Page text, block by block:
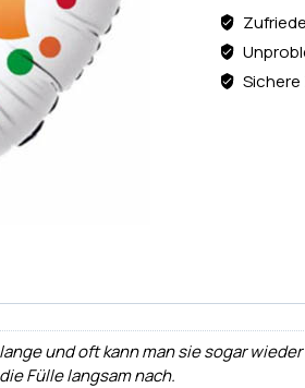
und oft kann man sie sogar
Fülle langsam nach.